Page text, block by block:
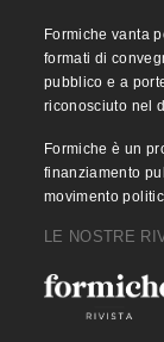
Formiche vanta
formati di
pubblico e a
riconosciuto nel
Formiche è un
finanziamento
movimento
LE NOSTRE